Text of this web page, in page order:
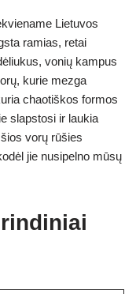
Lietuvos
ramias, retai
vonių kampus
kurie mezga
chaotiškos formos
slapstosi ir laukia
vorų rūšies
jie nusipelno mūsų